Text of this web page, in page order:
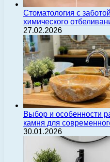
Стоматология с
химического
27.02.2026
Выбор и особенности
камня для
30.01.2026